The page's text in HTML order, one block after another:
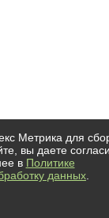
Метрика для
вы даете
в Политике
данных